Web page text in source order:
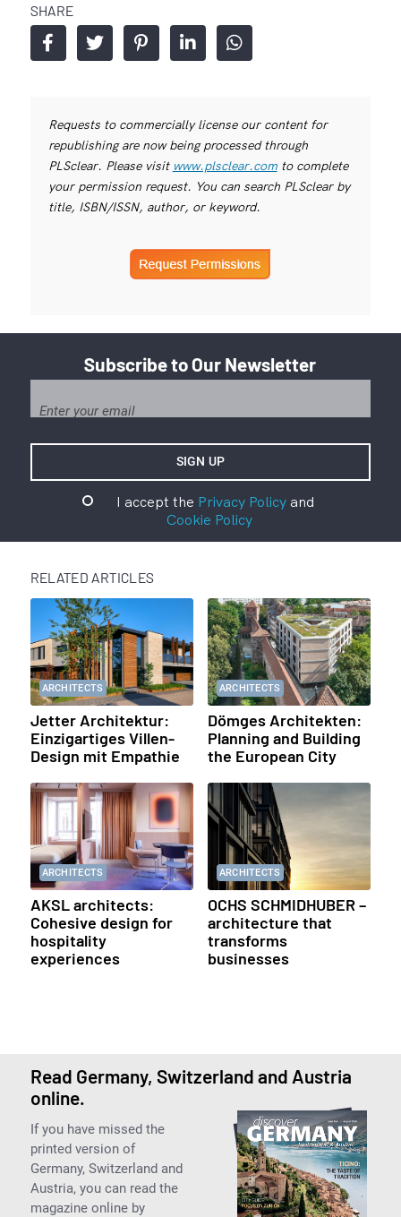
SHARE
Requests to commercially license our content for
republishing are now being processed through
PLSclear. Please visit www.plsclear.comto complete
your permission request. You can search PLSclear by
title, ISBN/ISSN, author, or keyword.
Subscribe to Our Newsletter
I accept the Privacy Policyand
Cookie Policy
RELATED ARTICLES
ARCHITECTS
Jetter Architektur:
Einzigartiges Villen-
Design mit Empathie
ARCHITECTS
Dömges Architekten:
Planning and Building
the European City
ARCHITECTS
AKSL architects:
Cohesive design for
hospitality
experiences
ARCHITECTS
OCHS SCHMIDHUBER –
architecture that
transforms
businesses
Read Germany, Switzerland and Austria
online.
If you have missed the
printed version of
Germany, Switzerland and
Austria, you can read the
magazine online by